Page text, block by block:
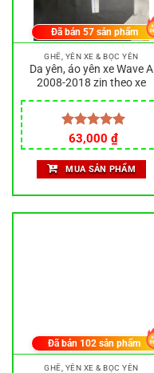
GHẾ, YÊN XE & BỌC YÊN
Da yên, áo yên xe Wave A
2008-2018 zin theo xe
Được xếp
hạng5.00
5 sao
63,000 ₫
Đã bán 57sản phẩm
MUA SẢN PHẨM
GHẾ, YÊN XE & BỌC YÊN
Đã bán 102 sản phẩm